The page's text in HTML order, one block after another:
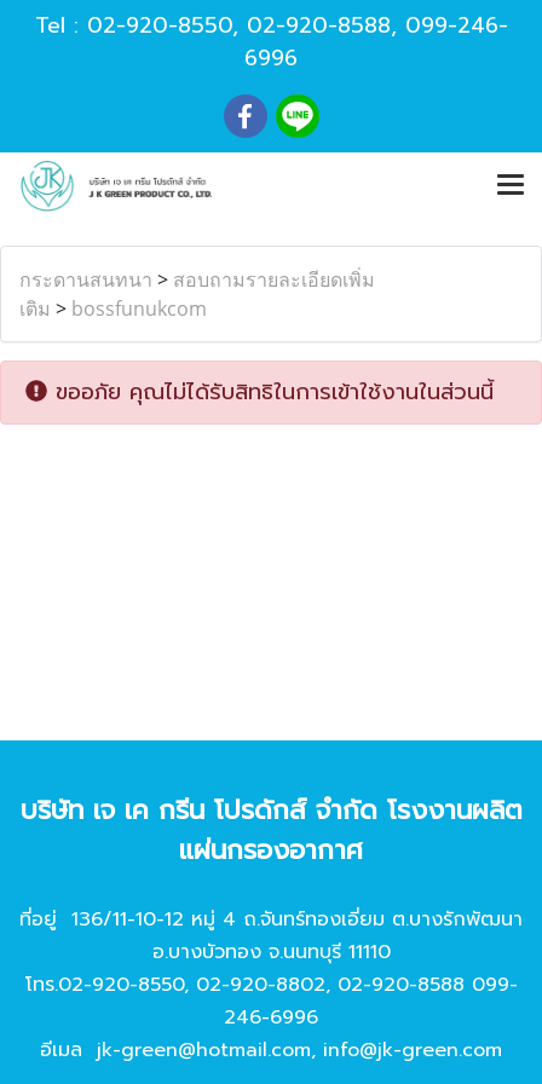
Tel : 02-920-8550, 02-920-8588, 099-246-
6996
กระดานสนทนา > สอบถามรายละเอียดเพิ่ม
เติม > bossfunukcom
ขออภัย คุณไม่ได้รับสิทธิในการเข้าใช้งานในส่วนนี้
บริษัท เจ เค กรีน โปรดักส์ จํากัด โรงงานผลิต
แผ่นกรองอากาศ
ที่อยู่ 136/11-10-12 หมู่ 4 ถ.จันทร์ทองเอี่ยม ต.บางรักพัฒนา
อ.บางบัวทอง จ.นนทบุรี 11110
โทร.02-920-8550, 02-920-8802, 02-920-8588 099-
246-6996
อีเมล jk-green@hotmail.com, info@jk-green.com